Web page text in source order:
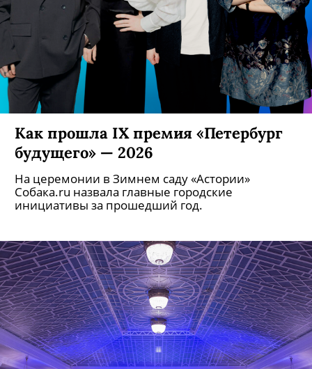
Как прошла IX премия «Петербург
будущего» — 2026
На церемонии в Зимнем саду «Астории»
Собака.ru назвала главные городские
инициативы за прошедший год.